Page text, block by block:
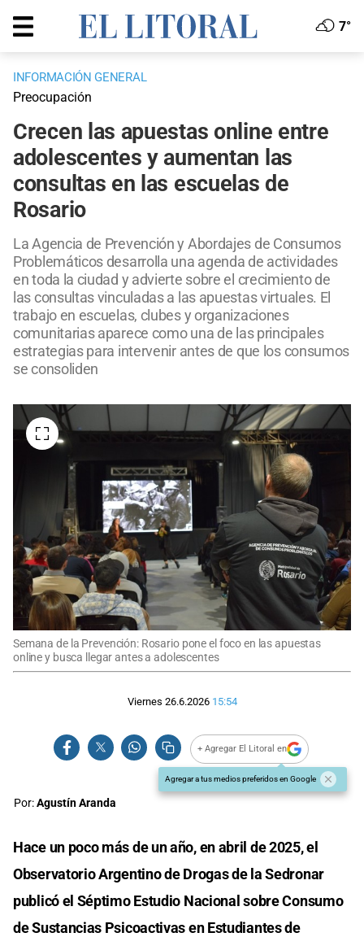
7°
INFORMACIÓN GENERAL
Preocupación
Crecen las apuestas online entre
adolescentes y aumentan las
consultas en las escuelas de
Rosario
La Agencia de Prevención y Abordajes de Consumos
Problemáticos desarrolla una agenda de actividades
en toda la ciudad y advierte sobre el crecimiento de
las consultas vinculadas a las apuestas virtuales. El
trabajo en escuelas, clubes y organizaciones
comunitarias aparece como una de las principales
estrategias para intervenir antes de que los consumos
se consoliden
Semana de la Prevención: Rosario pone el foco en las apuestas
online y busca llegar antes a adolescentes
Viernes 26.6.2026 15:54
+ Agregar El Litoral en
Agregar a tus medios preferidos en Google
Por:Agustín Aranda
Hace un poco más de un año, en abril de 2025, el
Observatorio Argentino de Drogas de la Sedronar
publicó el Séptimo Estudio Nacional sobre Consumo
de Sustancias Psicoactivas en Estudiantes de